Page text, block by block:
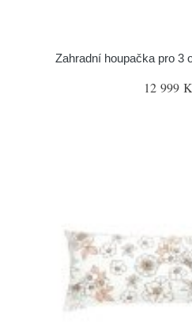
Zahradní houpačka pro 3
12 999